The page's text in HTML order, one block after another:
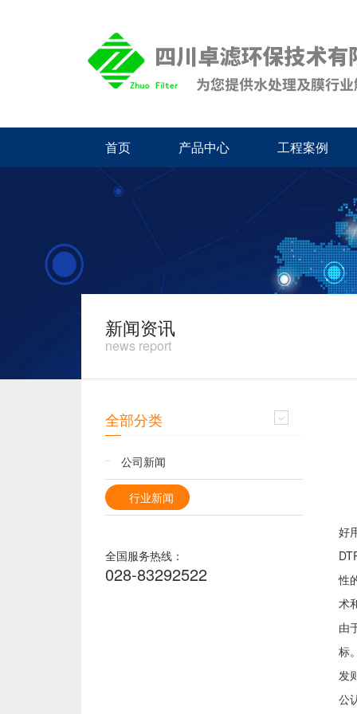
首页 产品中心 工程案例
新闻资讯
news report
全部分类
公司新闻
行业新闻
全国服务热线：
028-83292522
好
性
术
由
标
发
公